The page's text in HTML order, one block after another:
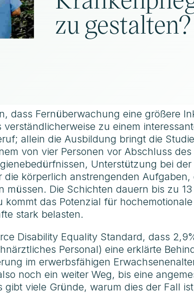
zu gestalten?
dass Fernüberwachung eine größere
zu einem
allein die Ausbildung bringt die
von vier Personen vor Abschluss des
Unterstützung bei
körperlich anstrengenden Aufgaben,
Die Schichten dauern bis zu
das Potenzial für
stark belasten.
Disability Equality Standard, dass
Personal) eine erklärte
im erwerbsfähigen
noch ein weiter Weg, bis eine
viele Gründe, warum dies der Fall